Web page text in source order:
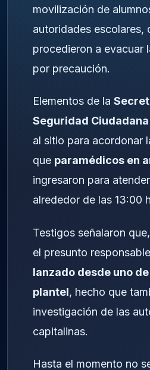
movilización de
autoridades escolares,
procedieron a evacuar
por precaución.
Elementos de la
Seguridad Ciudadana
al sitio para acordonar
que paramédicos en
ingresaron para
alrededor de las 13:00
Testigos señalaron
el presunto
lanzado desde uno
plantel, hecho que
investigación de las
capitalinas.
Hasta el momento no